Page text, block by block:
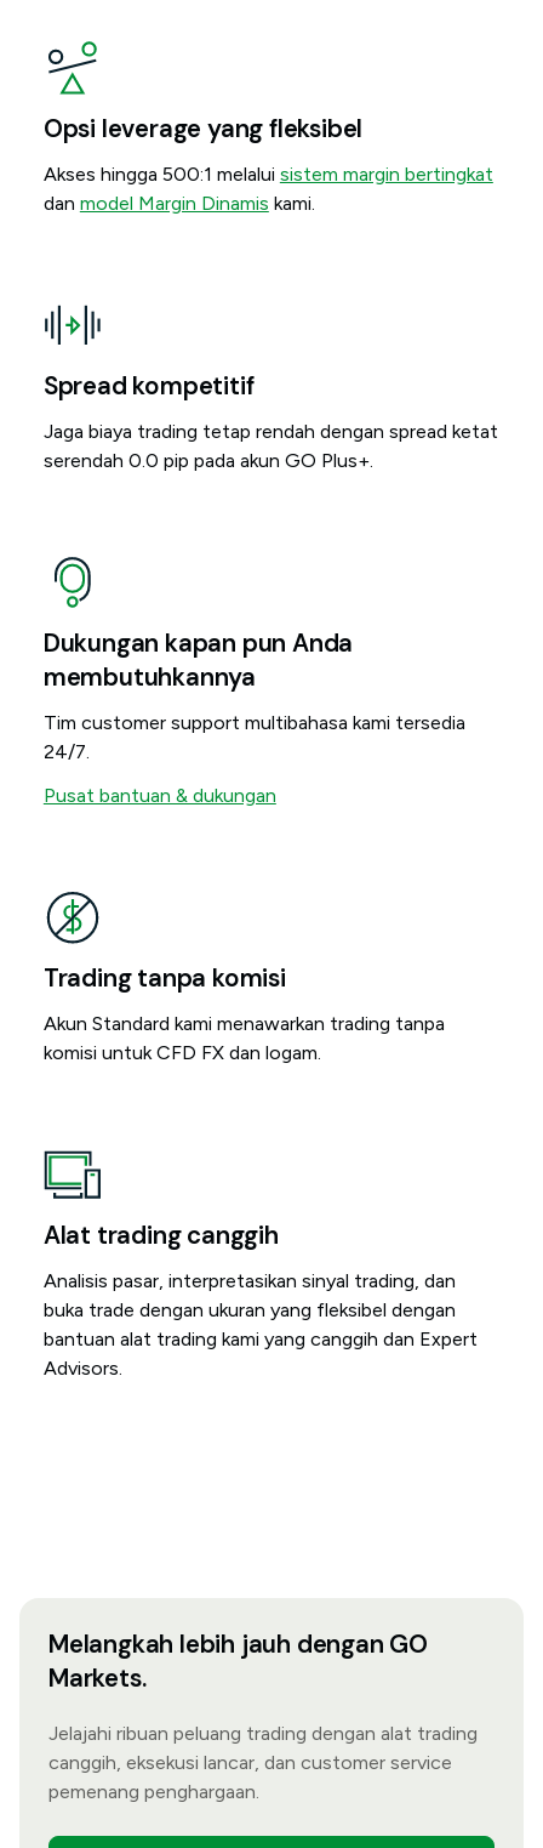
Opsi leverage yang fleksibel
Akses hingga 500:1 melalui sistem margin bertingkat
dan model Margin Dinamis kami.
Spread kompetitif
Jaga biaya trading tetap rendah dengan spread ketat
serendah 0.0 pip pada akun GO Plus+.
Dukungan kapan pun Anda
membutuhkannya
Tim customer support multibahasa kami tersedia
24/7.
Pusat bantuan & dukungan
Trading tanpa komisi
Akun Standard kami menawarkan trading tanpa
komisi untuk CFD FX dan logam.
Alat trading canggih
Analisis pasar, interpretasikan sinyal trading, dan
buka trade dengan ukuran yang fleksibel dengan
bantuan alat trading kami yang canggih dan Expert
Advisors.
Melangkah lebih jauh dengan GO
Markets.
Jelajahi ribuan peluang trading dengan alat trading
canggih, eksekusi lancar, dan customer service
pemenang penghargaan.